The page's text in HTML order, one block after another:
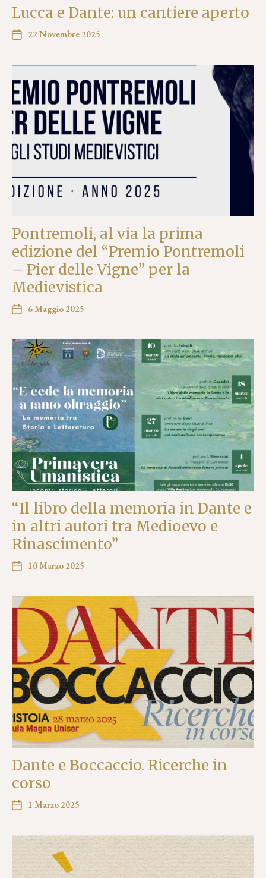
Lucca e Dante: un cantiere aperto
22 Novembre 2025
Pontremoli, al via la prima
edizione del “Premio Pontremoli
– Pier delle Vigne” per la
Medievistica
6 Maggio 2025
“Il libro della memoria in Dante e
in altri autori tra Medioevo e
Rinascimento”
10 Marzo 2025
Dante e Boccaccio. Ricerche in
corso
1 Marzo 2025